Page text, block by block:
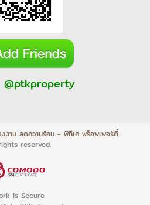
@ptkproperty
งงาน ลดความร้อน - พีทีเค พร็อพเพอร์ตี้
reserved.
is Secure